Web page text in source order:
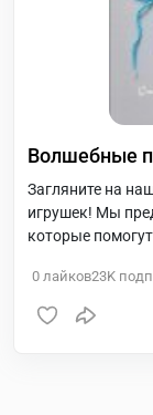
Волшебные
Загляните на
игрушек! Мы
которые
неповторимый
творчество?
0 лайков23K